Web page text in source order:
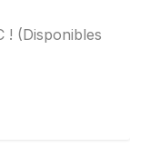
! (Disponibles